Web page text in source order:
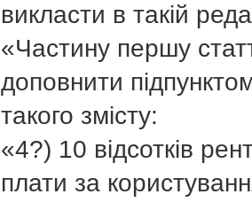
викласти в такій
«Частину першу
доповнити
такого змісту:
«4?) 10 відсотків
плати за